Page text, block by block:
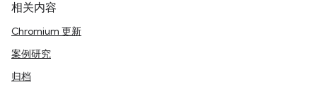
相关内容
Chromium 更新
案例研究
归档